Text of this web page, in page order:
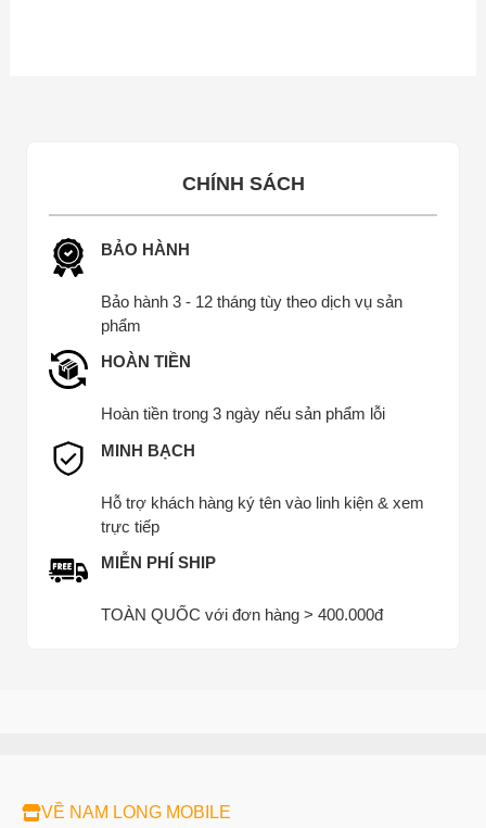
có
thể
chọn
trên
trang
phẩm
CHÍNH SÁCH
BẢO HÀNH
Bảo hành 3 - 12 tháng tùy theo dịch vụ sản
phẩm
HOÀN TIỀN
Hoàn tiền trong 3 ngày nếu sản phẩm lỗi
MINH BẠCH
Hỗ trợ khách hàng ký tên vào linh kiện & xem
trực tiếp
MIỄN PHÍ SHIP
TOÀN QUỐC với đơn hàng > 400.000đ
VỀ NAM LONG MOBILE